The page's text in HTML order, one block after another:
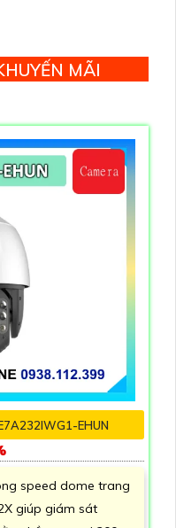
MÃI
EHUN
speed dome trang
giúp giám sát